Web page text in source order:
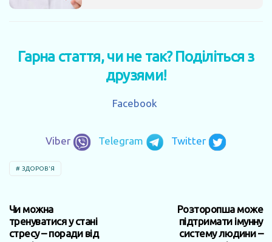
Гарна стаття, чи не так? Поділіться з
друзями!
Facebook
Viber Telegram Twitter
ЗДОРОВ'Я
Чи можна
тренуватися у стані
стресу – поради від
Розторопша може
підтримати імунну
систему людини –